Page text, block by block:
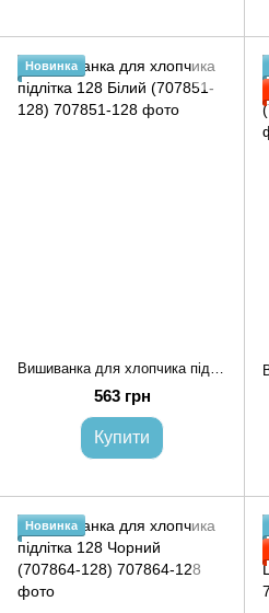
Новинка
Вишиванка для хлопчика підлітка 128 Білий (707851-128)
563 грн
Купити
Новинка